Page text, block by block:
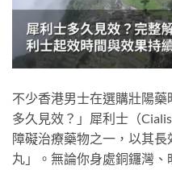
不少香港男士在選購壯陽
多久見效？」犀利士（
障礙治療藥物之一，以其
丸」。無論你身處銅鑼灣